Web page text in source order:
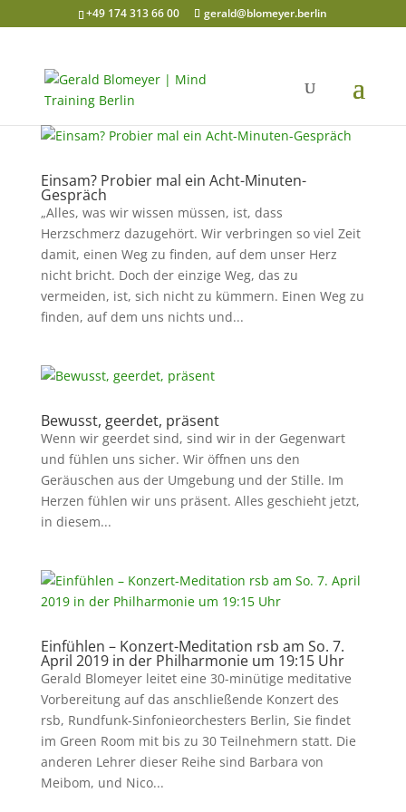
+49 174 313 66 00 gerald@blomeyer.berlin
Einsam? Probier mal ein Acht-Minuten-
Gespräch
„Alles, was wir wissen müssen, ist, dass
Herzschmerz dazugehört. Wir verbringen so viel Zeit
damit, einen Weg zu finden, auf dem unser Herz
nicht bricht. Doch der einzige Weg, das zu
vermeiden, ist, sich nicht zu kümmern. Einen Weg zu
finden, auf dem uns nichts und...
Bewusst, geerdet, präsent
Wenn wir geerdet sind, sind wir in der Gegenwart
und fühlen uns sicher. Wir öffnen uns den
Geräuschen aus der Umgebung und der Stille. Im
Herzen fühlen wir uns präsent. Alles geschieht jetzt,
in diesem...
Einfühlen – Konzert-Meditation rsb am So. 7.
April 2019 in der Philharmonie um 19:15 Uhr
Gerald Blomeyer leitet eine 30-minütige meditative
Vorbereitung auf das anschließende Konzert des
rsb, Rundfunk-Sinfonieorchesters Berlin, Sie findet
im Green Room mit bis zu 30 Teilnehmern statt. Die
anderen Lehrer dieser Reihe sind Barbara von
Meibom, und Nico...